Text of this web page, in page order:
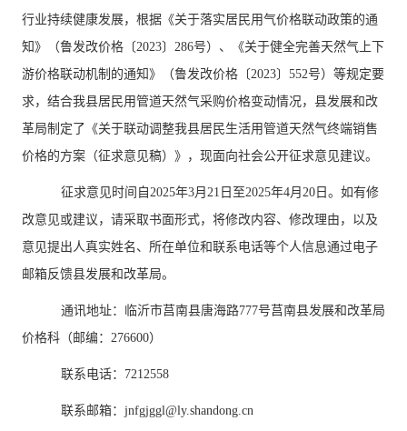
行业持续健康发展，根据《关于落实居民用气价格联动政策的通
知》（鲁发改价格〔2023〕286号） 、
《关于健全完善天然气上下
游价格联动机制的通知》（鲁发改价格 〔2023〕 552号） 等规定要
求，结合我县居民用管道天然气采购价格变动情况， 县发展和改
革局制定了《关于联动调整我县居民生活用管道天然气终端销售
价格的方案 （征求意见稿）》，现面向社会公开征求意见建议。
征求意见时间自 2025年3月 21 日至2025年4月 20 日。如有修
改意见或建议，请采取书面形式，将修改内容、修改理由，以及
意见提出人真实姓名、所在单位和联系电话等个人信息通过电子
邮箱反馈县发展和改革局。
通讯地址： 临沂市莒南县唐海路777号莒南县发展和改革局
价格科（邮编： 276600）
联系电话： 7212558
联系邮箱： jnfgjggl@ly.shandong.cn